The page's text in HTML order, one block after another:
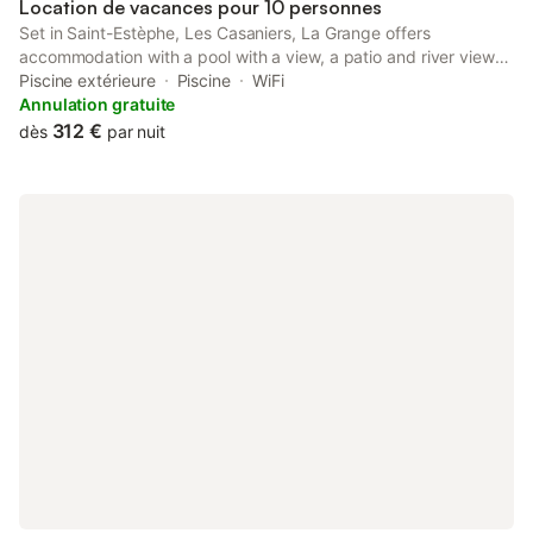
Location de vacances pour 10 personnes
Set in Saint-Estèphe, Les Casaniers, La Grange offers
accommodation with a pool with a view, a patio and river views.
This property offers access to a balcony, free private parking
and free WiFi.
Piscine extérieure Piscine
WiFi
Annulation gratuite
dès 312 € par nuit